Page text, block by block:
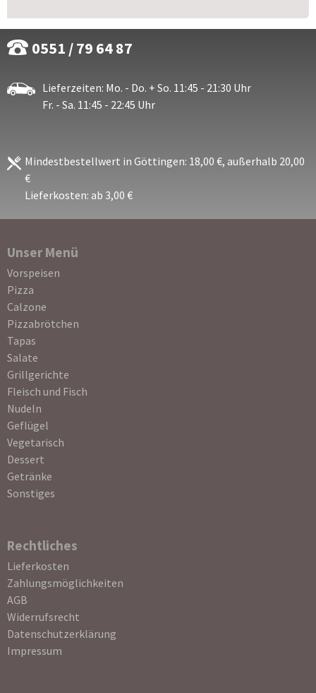
0551 / 79 64 87
Lieferzeiten: Mo. - Do. + So. 11:45 - 21:30 Uhr
Fr. - Sa. 11:45 - 22:45 Uhr
Mindestbestellwert in Göttingen: 18,00 €, außerhalb 20,00
€
Lieferkosten: ab 3,00 €
Unser Menü
Navigation
überspringen
Vorspeisen
Pizza
Calzone
Pizzabrötchen
Tapas
Salate
Grillgerichte
Fleisch und Fisch
Nudeln
Geflügel
Vegetarisch
Dessert
Getränke
Sonstiges
Rechtliches
Navigation
überspringen
Lieferkosten
Zahlungsmöglichkeiten
AGB
Widerrufsrecht
Datenschutzerklärung
Impressum